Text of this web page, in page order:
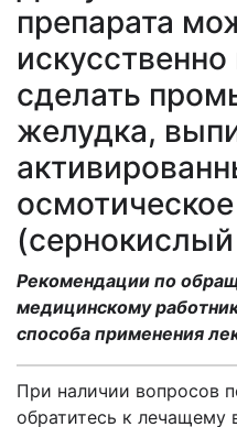
препарата
сделать
желудка,
Рекомендации по
медицинскому
способа применения
При наличии вопросов
обратитесь к лечащему